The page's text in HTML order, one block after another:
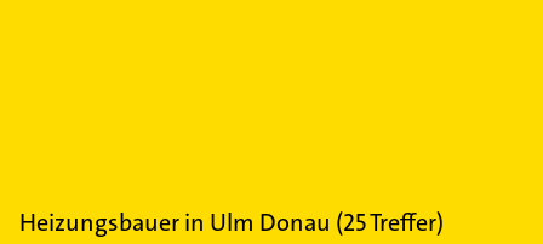
Heizungsbauerin Ulm Donau (25Treffer)